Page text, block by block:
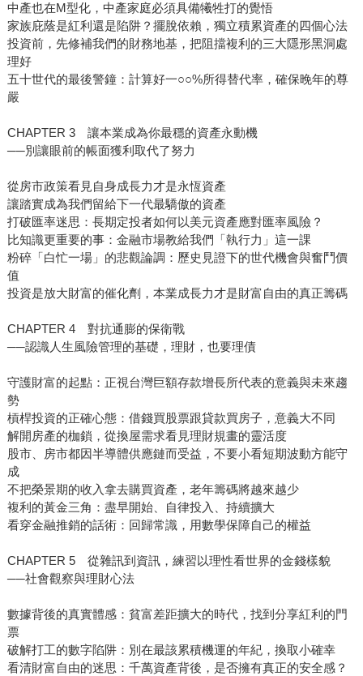
中產也在M型化，中產家庭必須具備犧牲打的覺悟
家族庇蔭是紅利還是陷阱？擺脫依賴，獨立積累資產的四個心法
投資前，先修補我們的財務地基，把阻擋複利的三大隱形黑洞處
理好
五十世代的最後警鐘：計算好一○○%所得替代率，確保晚年的尊
嚴
CHAPTER 3 讓本業成為你最穩的資產永動機
──別讓眼前的帳面獲利取代了努力
從房市政策看見自身成長力才是永恆資產
讓踏實成為我們留給下一代最驕傲的資產
打破匯率迷思：長期定投者如何以美元資產應對匯率風險？
比知識更重要的事：金融市場教給我們「執行力」這一課
粉碎「白忙一場」的悲觀論調：歷史見證下的世代機會與奮鬥價
值
投資是放大財富的催化劑，本業成長力才是財富自由的真正籌碼
CHAPTER 4 對抗通膨的保衛戰
──認識人生風險管理的基礎，理財，也要理債
守護財富的起點：正視台灣巨額存款增長所代表的意義與未來趨
勢
槓桿投資的正確心態：借錢買股票跟貸款買房子，意義大不同
解開房產的枷鎖，從換屋需求看見理財規畫的靈活度
股市、房市都因半導體供應鏈而受益，不要小看短期波動方能守
成
不把榮景期的收入拿去購買資產，老年籌碼將越來越少
複利的黃金三角：盡早開始、自律投入、持續擴大
看穿金融推銷的話術：回歸常識，用數學保障自己的權益
CHAPTER 5 從雜訊到資訊，練習以理性看世界的金錢樣貌
──社會觀察與理財心法
數據背後的真實體感：貧富差距擴大的時代，找到分享紅利的門
票
破解打工的數字陷阱：別在最該累積機運的年紀，換取小確幸
看清財富自由的迷思：千萬資產背後，是否擁有真正的安全感？